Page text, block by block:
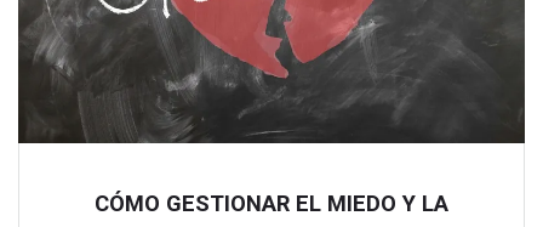
CÓMO GESTIONAR EL MIEDO Y LA